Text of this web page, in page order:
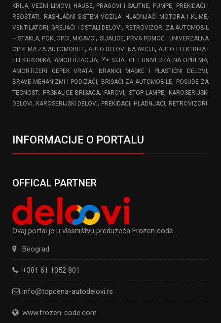
KRILA, VEZNI LIMOVI, HAUBE, PRAGOVI I SAJTNE, PUMPE, PREKIDAČI I
REOSTATI, RASHLADNI SISTEM VOZILA: HLADNJACI MOTORA I KLIME,
VENTILATORI, GREJAČI I OSTALI DELOVI, RETROVIZORI ZA AUTOMOBIL
– STAKLA, POKLOPCI, MIGAVCI, SIJALICE, PRVA POMOĆ I UNIVERZALNA
OPREMA ZA AUTOMOBILE,AUTO DELOVI NA AKCIJI,AUTO ELEKTRIKA I
ELEKTRONIKA,AMORTIZACIJA, ?> SIJALICE I UNIVERZALNA OPREMA,
AMORTIZERI GEPEK VRATA, BRANICI MASKE I PLASTIČNI DELOVI,
BRAVE MEHANIZMI I PODIZAČI, BRISAČI ZA AUTOMOBILE, POSUDE ZA
TECNOST, PRSKALICE BRISACA, FAROVI, STOP LAMPE, KAROSERIJSKI
DELOVI, KAROSERIJSKI DELOVI, PREKIDACI, HLADNJACI, RETROVIZORI
INFORMACIJE O PORTALU
OFFICAL PARTNER
Ovaj portal je u vlasništvu preduzeća Frozen code.
Beograd
+381 61 1052 801
info@topcena-autodelovi.rs
www.frozen-code.com